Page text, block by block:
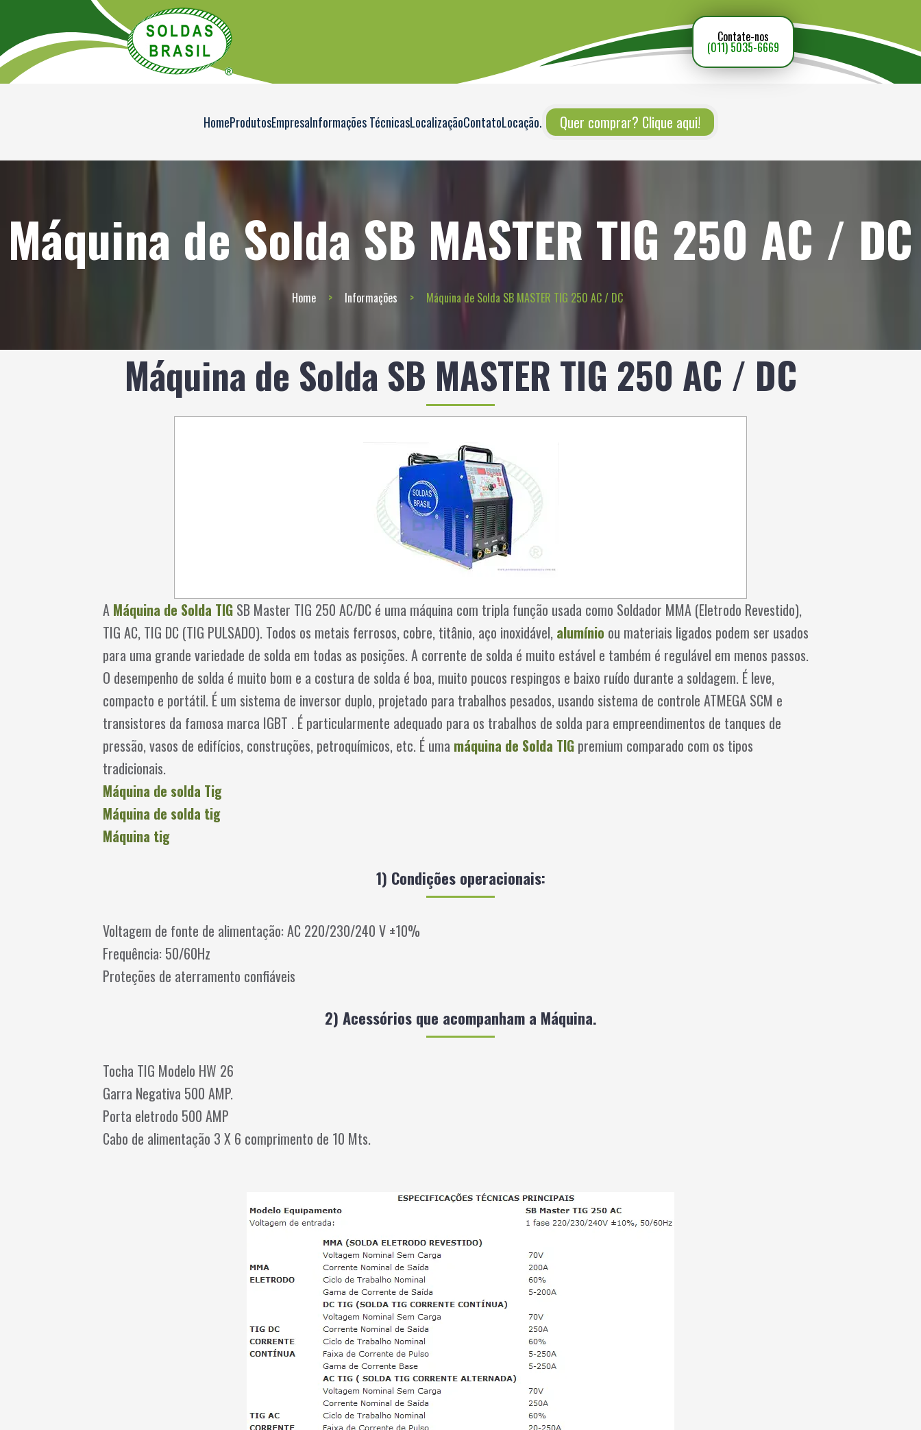
Contate-nos
(011) 5035-6669
HomeProdutosEmpresaInformações TécnicasLocalizaçãoContatoLocação. Quer comprar? Clique aqui!
Máquina de Solda SB MASTER TIG 250 AC / DC
Home Informações Máquina de Solda SB MASTER TIG 250 AC / DC
Máquina de Solda SB MASTER TIG 250 AC / DC
A Máquina de Solda TIG SB Master TIG 250 AC/DC é uma máquina com tripla função usada como Soldador MMA (Eletrodo Revestido),
TIG AC, TIG DC (TIG PULSADO). Todos os metais ferrosos, cobre, titânio, aço inoxidável, alumínio ou materiais ligados podem ser usados
para uma grande variedade de solda em todas as posições. A corrente de solda é muito estável e também é regulável em menos passos.
O desempenho de solda é muito bom e a costura de solda é boa, muito poucos respingos e baixo ruído durante a soldagem. É leve,
compacto e portátil. É um sistema de inversor duplo, projetado para trabalhos pesados, usando sistema de controle ATMEGA SCM e
transistores da famosa marca IGBT . É particularmente adequado para os trabalhos de solda para empreendimentos de tanques de
pressão, vasos de edifícios, construções, petroquímicos, etc. É uma máquina de Solda TIG premium comparado com os tipos
tradicionais.
Máquina de solda Tig
Máquina de solda tig
Máquina tig
1) Condições operacionais:
Voltagem de fonte de alimentação: AC 220/230/240 V ±10%
Frequência: 50/60Hz
Proteções de aterramento confiáveis
2) Acessórios que acompanham a Máquina.
Tocha TIG Modelo HW 26
Garra Negativa 500 AMP.
Porta eletrodo 500 AMP
Cabo de alimentação 3 X 6 comprimento de 10 Mts.